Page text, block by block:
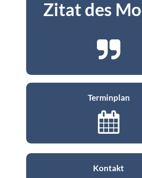
Zitat des
Terminplan
Kontakt